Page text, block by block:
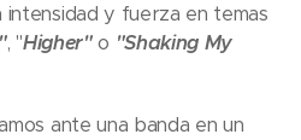
y fuerza en temas
, "Higher"o "Shaking My
ante una banda en un